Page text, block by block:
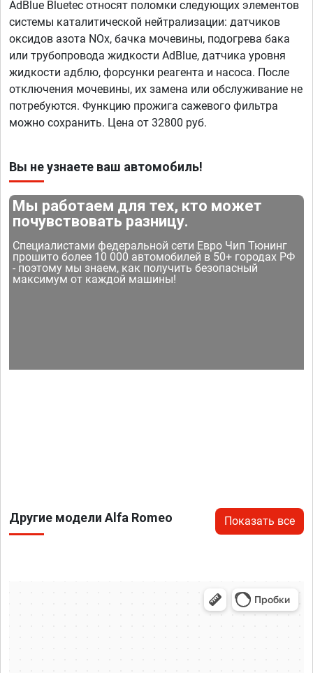
AdBlue Bluetec относят поломки следующих элементов
системы каталитической нейтрализации: датчиков
оксидов азота NOx, бачка мочевины, подогрева бака
или трубопровода жидкости AdBlue, датчика уровня
жидкости адблю, форсунки реагента и насоса. После
отключения мочевины, их замена или обслуживание не
потребуются. Функцию прожига сажевого фильтра
можно сохранить. Цена от 32800 руб.
Вы не узнаете ваш автомобиль!
Мы работаем для тех, кто может
почувствовать разницу.
Специалистами федеральной сети Евро Чип Тюнинг
прошито более 10 000 автомобилей в 50+ городах РФ
- поэтому мы знаем, как получить безопасный
максимум от каждой машины!
Другие модели Alfa Romeo Показать все